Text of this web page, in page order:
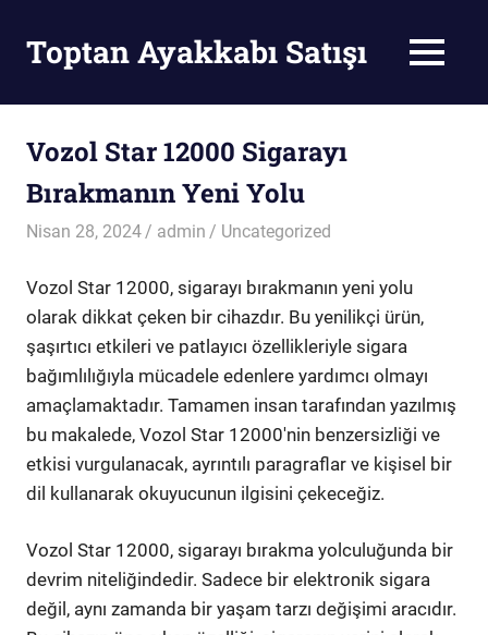
contentToptan Ayakkabı Satışı MENU
Vozol Star 12000 Sigarayı
Bırakmanın Yeni Yolu
Nisan 28, 2024 admin Uncategorized
Vozol Star 12000, sigarayı bırakmanın yeni yolu
olarak dikkat çeken bir cihazdır. Bu yenilikçi ürün,
şaşırtıcı etkileri ve patlayıcı özellikleriyle sigara
bağımlılığıyla mücadele edenlere yardımcı olmayı
amaçlamaktadır. Tamamen insan tarafından yazılmış
bu makalede, Vozol Star 12000'nin benzersizliği ve
etkisi vurgulanacak, ayrıntılı paragraflar ve kişisel bir
dil kullanarak okuyucunun ilgisini çekeceğiz.
Vozol Star 12000, sigarayı bırakma yolculuğunda bir
devrim niteliğindedir. Sadece bir elektronik sigara
değil, aynı zamanda bir yaşam tarzı değişimi aracıdır.